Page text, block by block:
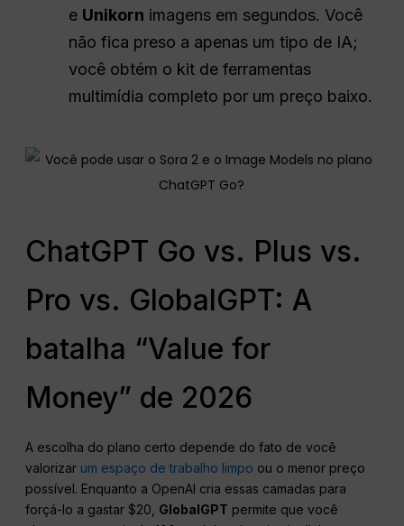
e Unikorn imagens em segundos. Você
não fica preso a apenas um tipo de IA;
você obtém o kit de ferramentas
multimídia completo por um preço baixo.
ChatGPT Go vs. Plus vs.
Pro vs. GlobalGPT: A
batalha “Value for
Money” de 2026
A escolha do plano certo depende do fato de você
valorizar um espaço de trabalho limpo ou o menor preço
possível. Enquanto a OpenAI cria essas camadas para
forçá-lo a gastar $20, GlobalGPT permite que você